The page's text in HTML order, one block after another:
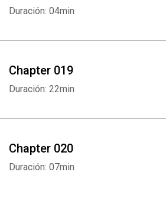
Duración: 04min
Chapter 019
Duración: 22min
Chapter 020
Duración: 07min